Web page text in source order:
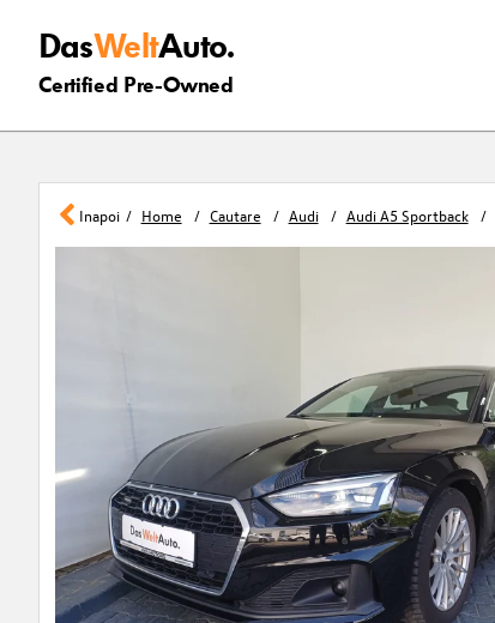
DasWeltAuto.
Certified Pre-Owned
Inapoi Home Cautare Audi Audi A5 Sportback